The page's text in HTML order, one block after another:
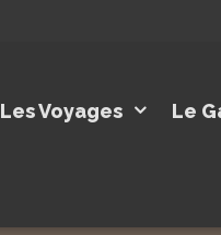
Les Voyages Le